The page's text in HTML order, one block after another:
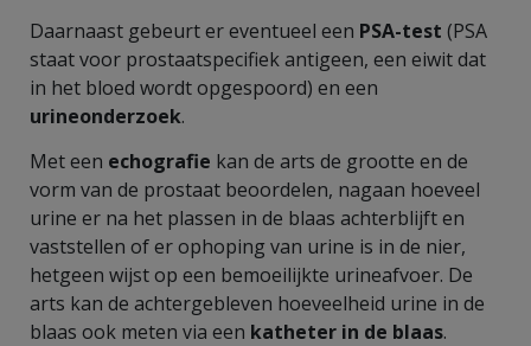
Daarnaast gebeurt er eventueel een PSA-test (PSA
staat voor prostaatspecifiek antigeen, een eiwit dat
in het bloed wordt opgespoord) en een
urineonderzoek.
Met een echografie kan de arts de grootte en de
vorm van de prostaat beoordelen, nagaan hoeveel
urine er na het plassen in de blaas achterblijft en
vaststellen of er ophoping van urine is in de nier,
hetgeen wijst op een bemoeilijkte urineafvoer. De
arts kan de achtergebleven hoeveelheid urine in de
blaas ook meten via een katheter in de blaas.